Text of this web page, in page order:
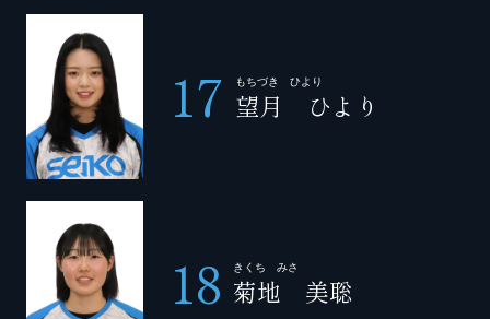
17 もちづき ひより
望月 ひより
18 きくち みさ
菊地 美聡